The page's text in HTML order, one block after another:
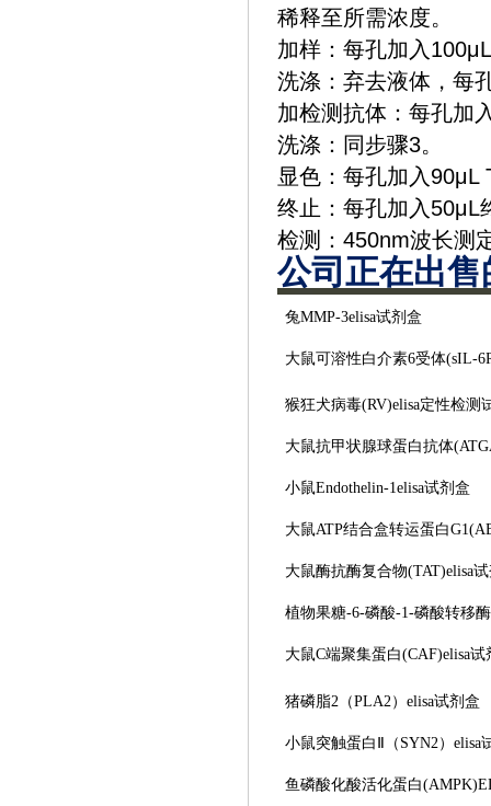
稀释至所需浓度。
加样‌：每孔加入
洗涤‌：弃去液体，每
加检测抗体‌：每孔加
‌洗涤‌：同步骤3。
显色‌：每孔加入
终止‌：每孔加入50μL
检测‌：450nm波长测
公司正在出
兔MMP-3elisa试剂盒
大鼠可溶性白介素6受体(sIL-
猴狂犬病毒(RV)elisa定性检测
大鼠抗甲状腺球蛋白抗体
小鼠Endothelin-1elisa试剂盒
大鼠ATP结合盒转运蛋白
大鼠酶抗酶复合物(TAT)elisa
植物果糖-6-磷酸-1-磷酸转移
大鼠C端聚集蛋白(CAF)elisa试
猪磷脂2（PLA2）elisa试剂盒
小鼠突触蛋白 Ⅱ（SYN2）elisa
鱼磷酸化酸活化蛋白